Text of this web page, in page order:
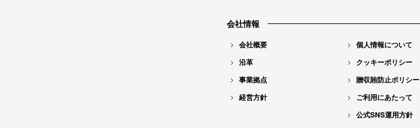
会社情報
会社概要
沿革
事業拠点
経営方針
個人情報について
クッキーポリシー
贈収賄防止ポリシー
ご利用にあたって
公式SNS運用方針